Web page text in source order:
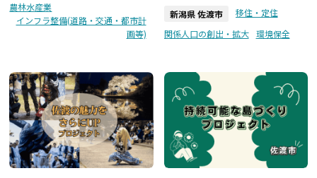
農林水産業
インフラ整備(道路・交通・都市計
画等)
新潟県 佐渡市
移住・定住
関係人口の創出・拡大
環境保全